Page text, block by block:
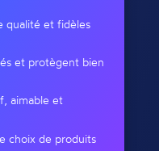
qualité et fidèles
et protègent bien
aimable et
choix de produits